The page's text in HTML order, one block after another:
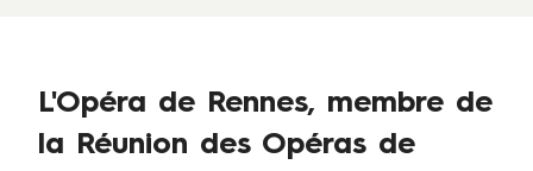
L'Opéra de Rennes, membre de
la Réunion des Opéras de